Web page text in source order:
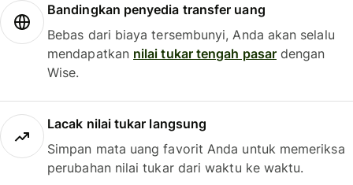
Bandingkan penyedia transfer uang
Bebas dari biaya tersembunyi, Anda akan selalu
mendapatkan nilai tukar tengah pasardengan
Wise.
Lacak nilai tukar langsung
Simpan mata uang favorit Anda untuk memeriksa
perubahan nilai tukar dari waktu ke waktu.